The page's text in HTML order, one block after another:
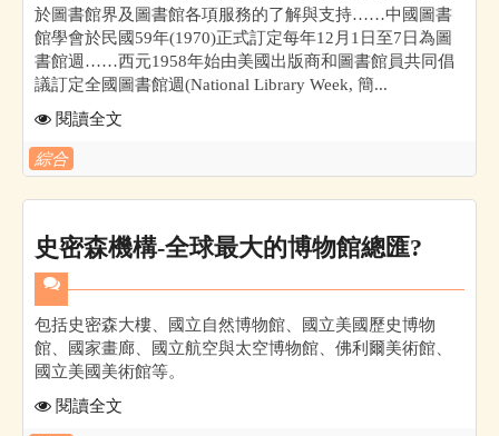
於圖書館界及圖書館各項服務的了解與支持……中國圖書
館學會於民國59年(1970)正式訂定每年12月1日至7日為圖
書館週……西元1958年始由美國出版商和圖書館員共同倡
議訂定全國圖書館週(National Library Week, 簡...
閱讀全文
綜合
史密森機構-全球最大的博物館總匯?
包括史密森大樓、國立自然博物館、國立美國歷史博物
館、國家畫廊、國立航空與太空博物館、佛利爾美術館、
國立美國美術館等。
閱讀全文